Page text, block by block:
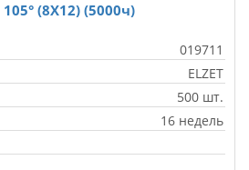
(8X12) (5000ч)
019711
ELZET
500 шт.
16 недель